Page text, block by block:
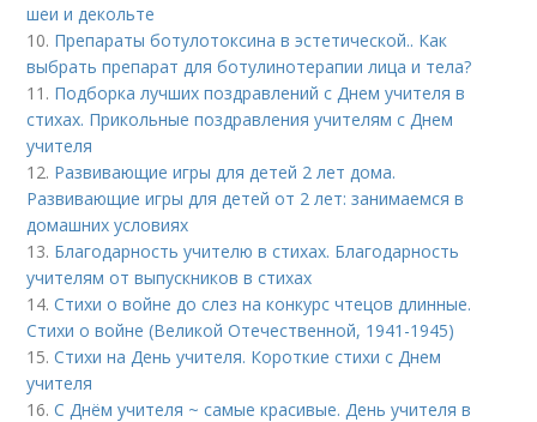
шеи и декольте
10. Препараты ботулотоксина в эстетической.. Как
выбрать препарат для ботулинотерапии лица и тела?
11. Подборка лучших поздравлений с Днем учителя в
стихах. Прикольные поздравления учителям с Днем
учителя
12. Развивающие игры для детей 2 лет дома.
Развивающие игры для детей от 2 лет: занимаемся в
домашних условиях
13. Благодарность учителю в стихах. Благодарность
учителям от выпускников в стихах
14.Стихи о войне до слез на конкурс чтецов длинные.
Стихи о войне (Великой Отечественной, 1941-1945)
15.Стихи на День учителя. Короткие стихи с Днем
учителя
16.С Днём учителя ~ самые красивые. День учителя в